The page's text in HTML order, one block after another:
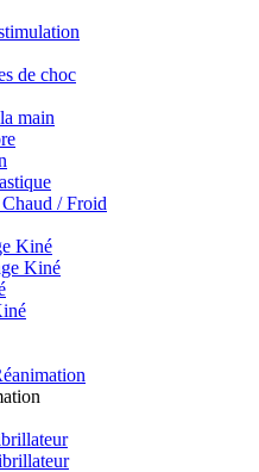
de choc
main
/ Froid
Kiné
Kiné